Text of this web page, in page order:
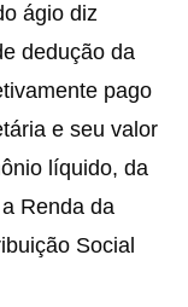
ágio diz
dedução da
pago
e seu valor
líquido, da
Renda da
Social